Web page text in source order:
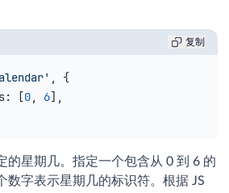
复制
, {
: [0, 6],
的星期几。指定一个包含从 0 到 6 的
数字表示星期几的标识符。根据 JS